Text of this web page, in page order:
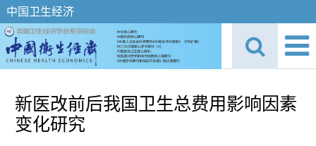
中国卫生经济
新医改前后我国卫生总费用影响因素
变化研究